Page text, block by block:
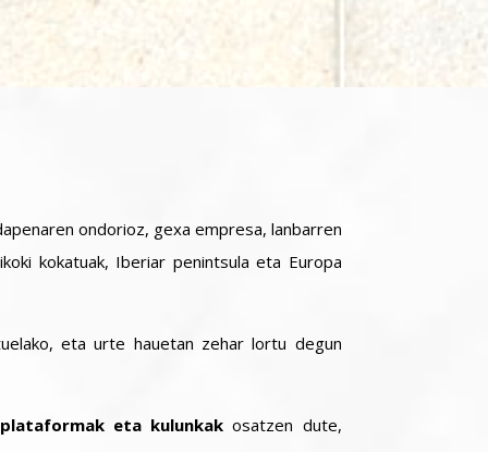
ondorioz, gexa empresa, lanbarren
kokatuak, Iberiar penintsula eta Europa
eta urte hauetan zehar lortu degun
eta kulunkak osatzen dute,